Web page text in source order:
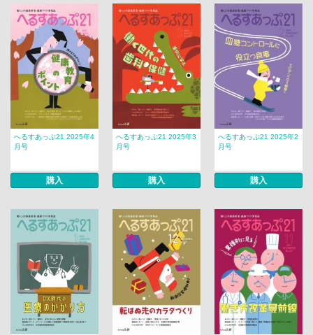
へるすあっぷ21 2025年4
月号
購入
へるすあっぷ21 2025年3
月号
購入
へるすあっぷ21 2025年2
月号
購入